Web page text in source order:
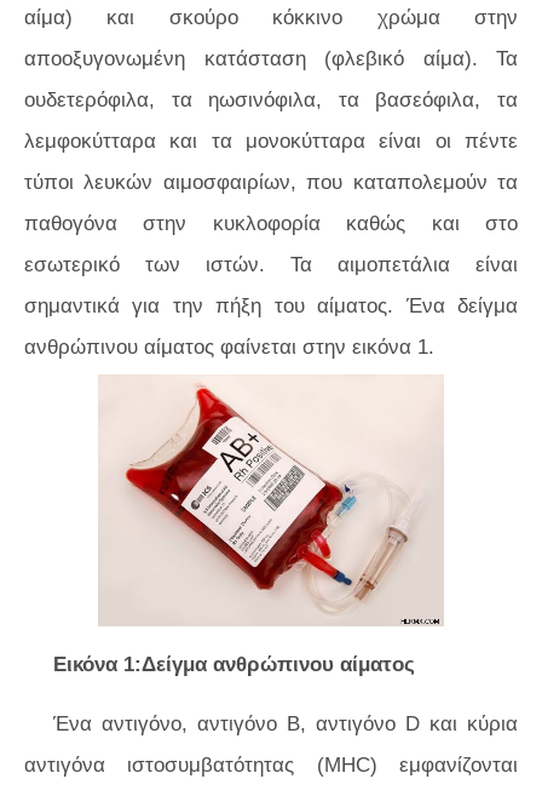
αίμα) και σκούρο κόκκινο χρώμα στην
αποοξυγονωμένη κατάσταση (φλεβικό αίμα). Τα
ουδετερόφιλα, τα ηωσινόφιλα, τα βασεόφιλα, τα
λεμφοκύτταρα και τα μονοκύτταρα είναι οι πέντε
τύποι λευκών αιμοσφαιρίων, που καταπολεμούν τα
παθογόνα στην κυκλοφορία καθώς και στο
εσωτερικό των ιστών. Τα αιμοπετάλια είναι
σημαντικά για την πήξη του αίματος. Ένα δείγμα
ανθρώπινου αίματος φαίνεται στην εικόνα 1.
Εικόνα 1:Δείγμα ανθρώπινου αίματος
Ένα αντιγόνο, αντιγόνο Β, αντιγόνο D και κύρια
αντιγόνα ιστοσυμβατότητας (MHC) εμφανίζονται